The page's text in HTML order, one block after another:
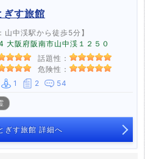
ぎす旅館
山中渓駅から徒歩5分】
阪府阪南市山中渓１２５０
話題性：
危険性：
1 2 54
ぎす旅館 詳細へ